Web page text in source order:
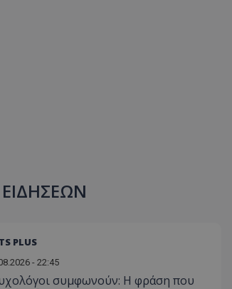
ΕΙΔΗΣΕΩΝ
PLUS
- 22:45
συμφωνούν: Η φράση που